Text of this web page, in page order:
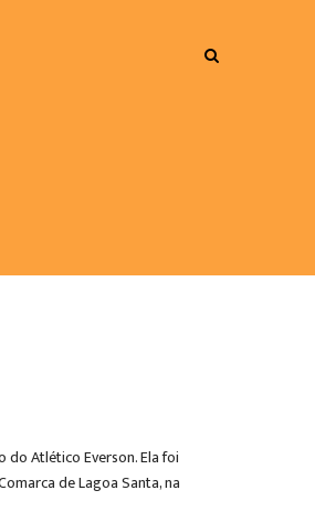
Atlético Everson. Ela foi
de Lagoa Santa, na